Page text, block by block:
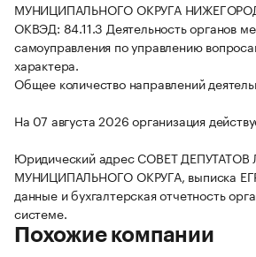
МУНИЦИПАЛЬНОГО ОКРУГА
ОКВЭД: 84.11.3 Деятельность органов
самоуправления по управлению
характера.
Общее количество направлений
На 07 августа 2026 организация
Юридический адрес СОВЕТ
МУНИЦИПАЛЬНОГО ОКРУГА, выписка
данные и бухгалтерская отчетность
системе.
Похожие компании